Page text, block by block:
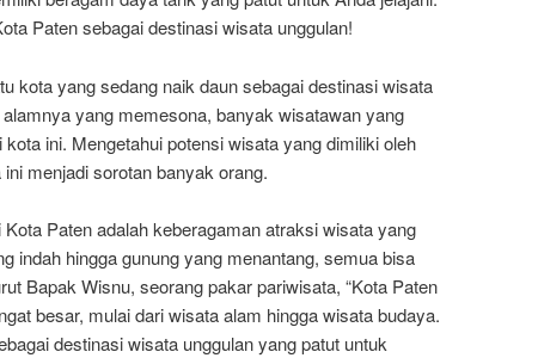
Paten sebagai destinasi wisata unggulan!
kota yang sedang naik daun sebagai destinasi wisata
yang memesona, banyak wisatawan yang
ini. Mengetahui potensi wisata yang dimiliki oleh
menjadi sorotan banyak orang.
Paten adalah keberagaman atraksi wisata yang
indah hingga gunung yang menantang, semua bisa
Bapak Wisnu, seorang pakar pariwisata, “Kota Paten
besar, mulai dari wisata alam hingga wisata budaya.
destinasi wisata unggulan yang patut untuk